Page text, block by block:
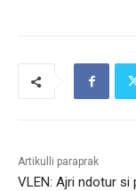
Artikulli paraprak
VLEN: Ajri ndotur si